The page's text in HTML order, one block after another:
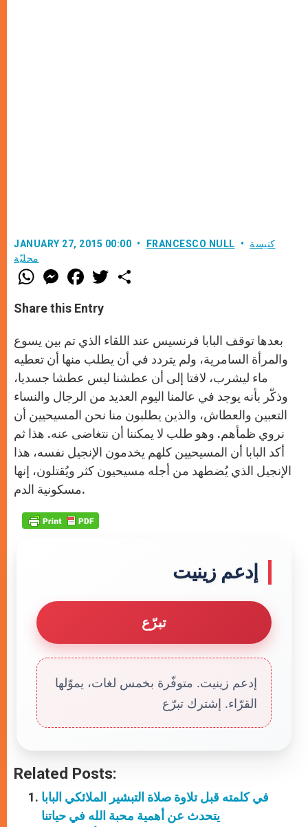
JANUARY 27, 2015 00:00 FRANCESCO NULL
كنيسة
محليّة
W
h
t
s
p
M
e
s
e
e
r
F
a
e
b
o
k
w
r
Share this Entry
بعدها توقف البابا فرنسيس عند اللقاء الذي تم بين يسوع
والمرأة السامرية، ولم يتردد في أن يطلب منها أن تعطيه
ماء ليشرب، لافتا إلى أن عطشنا ليس عطشا جسديا،
وذكّر بأنه يوجد في عالمنا اليوم العديد من الرجال والنساء
التعبين والعطاش، والذين يطلبون منا نحن المسيحيين أن
نروي ظمأهم. وهو طلب لا يمكننا أن نتغاضى عنه. هذا ثم
أكد البابا أن المسيحيين كلهم يخدمون الإنجيل نفسه، هذا
الإنجيل الذي يُضطهد من أجله مسيحيون كثر ويُقتلون، إنها
مسكونية الدم.
إدعم زينيت
تبرّع
إدعم زينيت. متوفّرة بخمس لغات، يموّلها
القرّاء. إشترك تبرّع
Related Posts:
في كلمته قبل تلاوة صلاة التبشير الملائكي البابا
يتحدث عن أهمية محبة الله في حياتنا